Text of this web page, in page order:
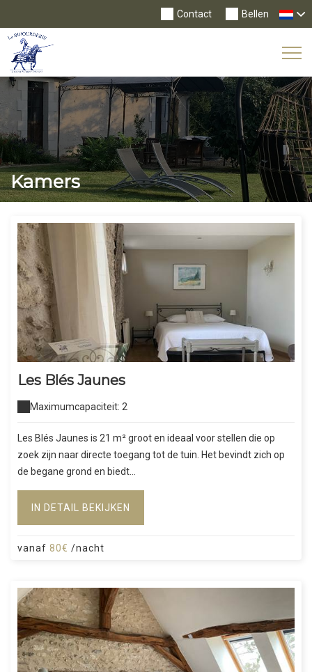
Bellen
Contact
Kamers
Les Blés Jaunes
Maximumcapaciteit: 2
Les Blés Jaunes is 21 m² groot en ideaal voor stellen die op
zoek zijn naar directe toegang tot de tuin. Het bevindt zich op
de begane grond en biedt...
IN DETAIL BEKIJKEN
vanaf 80€ /nacht